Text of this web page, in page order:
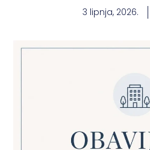
3 lipnja, 2026.